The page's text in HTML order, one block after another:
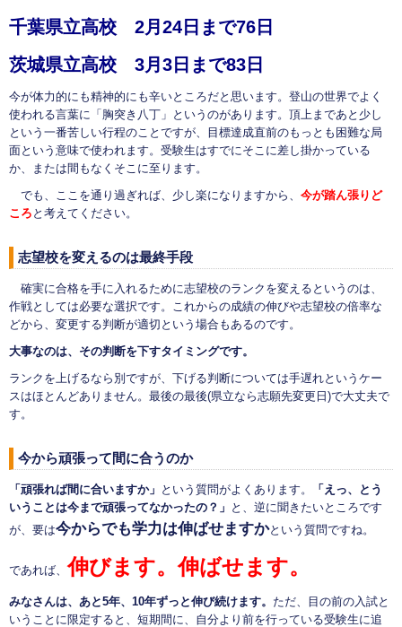
千葉県立高校 2月24日まで76日
茨城県立高校 3月3日まで83日
今が体力的にも精神的にも辛いところだと思います。登山の世界でよく
使われる言葉に「胸突き八丁」というのがあります。頂上まであと少し
という一番苦しい行程のことですが、目標達成直前のもっとも困難な局
面という意味で使われます。受験生はすでにそこに差し掛かっている
か、または間もなくそこに至ります。
でも、ここを通り過ぎれば、少し楽になりますから、 今が踏ん張りど
ころ と考えてください。
志望校を変えるのは最終手段
確実に合格を手に入れるために志望校のランクを変えるというのは、
作戦としては必要な選択です。これからの成績の伸びや志望校の倍率な
どから、変更する判断が適切という場合もあるのです。
大事なのは、その判断を下すタイミングです。
ランクを上げるなら別ですが、下げる判断については手遅れというケー
スはほとんどありません。最後の最後(県立なら志願先変更日)で大丈夫で
す。
今から頑張って間に合うのか
「頑張れば間に合いますか」 という質問がよくあります。
「えっ、とう
いうことは今まで頑張ってなかったの？」 と、逆に聞きたいところです
が、要は今からでも学力は伸ばせますかという質問ですね。
であれば、伸びます。伸ばせます。
みなさんは、あと5年、10年ずっと伸び続けます。 ただ、目の前の入試と
いうことに限定すると、短期間に、自分より前を行っている受験生に追